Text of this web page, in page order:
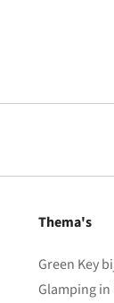
Thema's
Green Key
Glamping